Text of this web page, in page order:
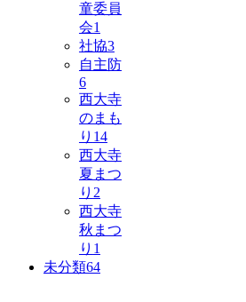
童委員
会1
社協3
自主防
6
西大寺
のまも
り 14
西大寺
夏まつ
り 2
西大寺
秋まつ
り 1
未分類64